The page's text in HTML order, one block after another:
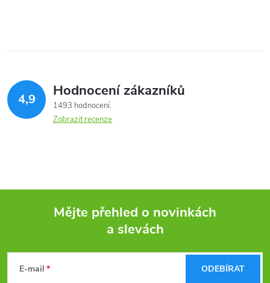
4,9 Hodnocení zákazníků
1493 hodnocení
Zobrazit recenze
Mějte přehled o novinkách
a slevách
E-mail ODEBÍRAT